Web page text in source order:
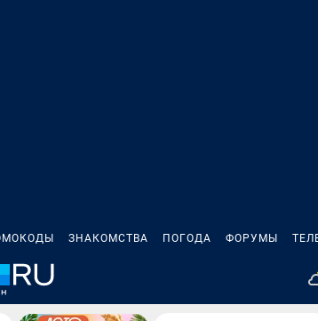
ЗНАКОМСТВА ПОГОДА ФОРУМЫ